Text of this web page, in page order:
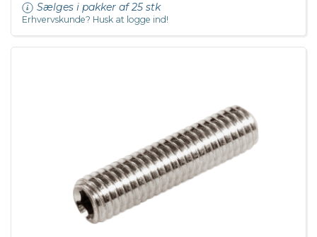
Sælges i pakker af 25 stk
Erhvervskunde? Husk at logge ind!